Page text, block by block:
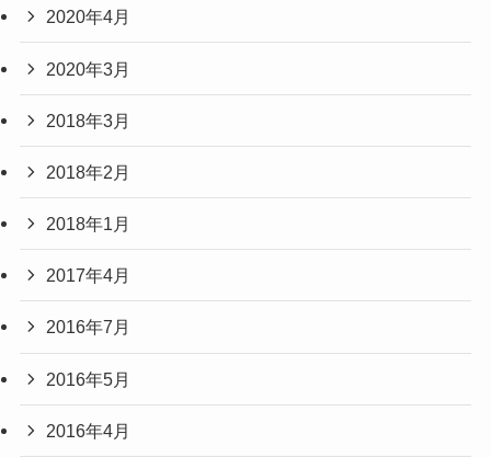
2020年4月
2020年3月
2018年3月
2018年2月
2018年1月
2017年4月
2016年7月
2016年5月
2016年4月